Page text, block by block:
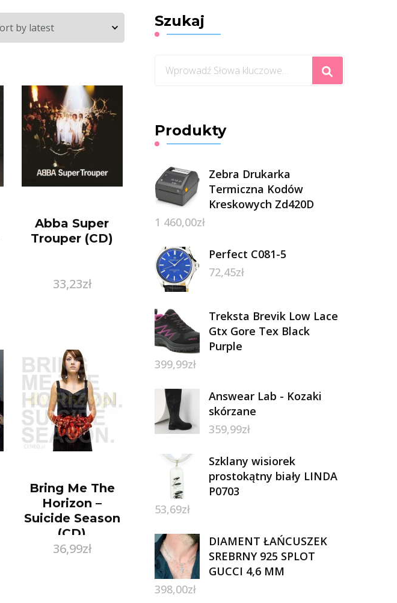
Abba Super
Trouper (CD)
33,23zł
Bring Me The
Horizon –
Suicide Season
(CD)
36,99zł
Szukaj
Szukasz
Produkty
Zebra Drukarka
Termiczna Kodów
Kreskowych Zd420D
1 460,00zł
Perfect C081-5
72,45zł
Treksta Brevik Low Lace
Gtx Gore Tex Black
Purple
399,99zł
Answear Lab - Kozaki
skórzane
359,99zł
Szklany wisiorek
prostokątny biały LINDA
P0703
53,69zł
DIAMENT ŁAŃCUSZEK
SREBRNY 925 SPLOT
GUCCI 4,6 MM
398,00zł